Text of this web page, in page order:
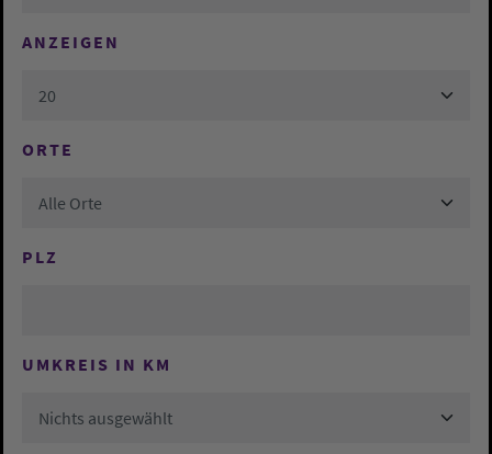
ANZEIGEN
20
ORTE
Alle Orte
PLZ
UMKREIS IN KM
Nichts ausgewählt